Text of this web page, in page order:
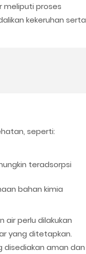
meliputi proses
kekeruhan serta
seperti:
teradsorpsi
bahan kimia
perlu dilakukan
yang ditetapkan.
disediakan aman dan